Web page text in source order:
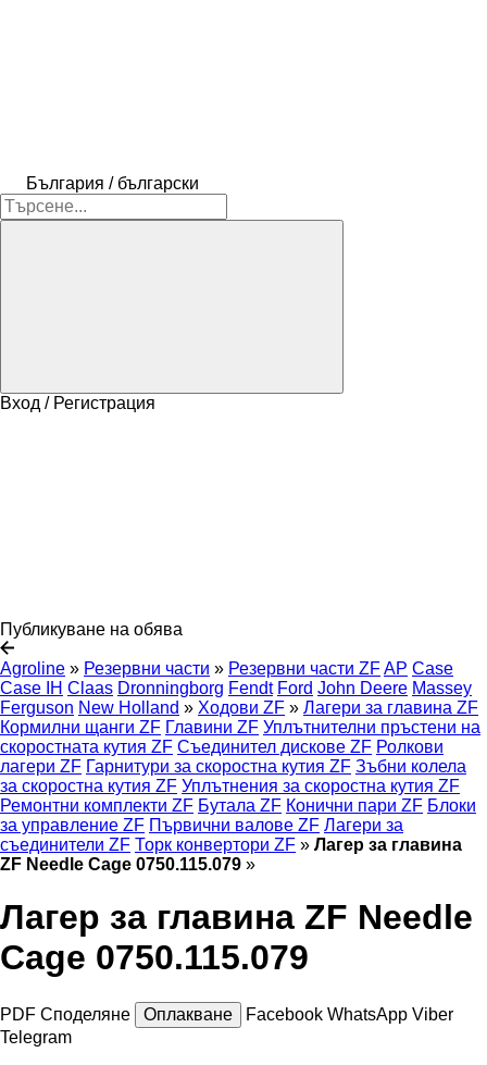
България / български
Вход / Регистрация
Публикуване на обява
Agroline » Резервни части » Резервни части ZFAP Case
Case IH Claas Dronningborg Fendt Ford John Deere Massey
Ferguson New Holland » Ходови ZF » Лагери за главина ZF
Кормилни щанги ZF Главини ZF Уплътнителни пръстени на
скоростната кутия ZF Съединител дискове ZF Ролкови
лагери ZF Гарнитури за скоростна кутия ZF Зъбни колела
за скоростна кутия ZF Уплътнения за скоростна кутия ZF
Ремонтни комплекти ZF Бутала ZF Конични пари ZF Блоки
за управление ZF Първични валове ZF Лагери за
съединители ZF Торк конвертори ZF » Лагер за главина
ZF Needle Cage 0750.115.079 »
Лагер за главина ZF Needle
Cage 0750.115.079
PDF Споделяне Оплакване Facebook WhatsApp Viber
Telegram